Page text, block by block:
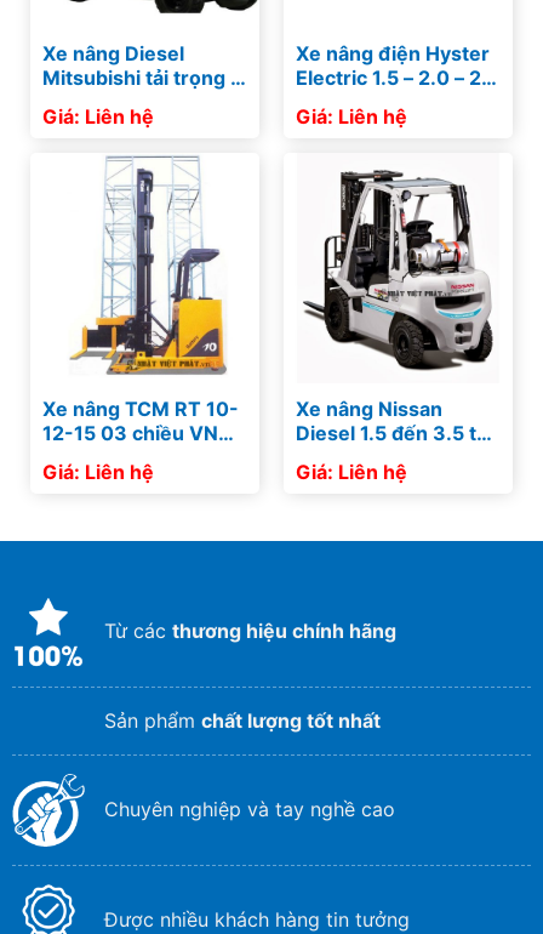
Xe nâng Diesel
Mitsubishi tải trọng 4
tấn – 5,5 tấn
Giá: Liên hệ
Xe nâng điện Hyster
Electric 1.5 – 2.0 – 2.5
– 3.0 tấn
Giá: Liên hệ
Xe nâng TCM RT 10-
12-15 03 chiều VNA –
Xe đa chiều
Giá: Liên hệ
Xe nâng Nissan
Diesel 1.5 đến 3.5 tấn
Forklift Japan sử
dụng động cơ xăng
Giá: Liên hệ
Từ các thương hiệu chính hãng
Sản phẩm chất lượng tốt nhất
Chuyên nghiệp và tay nghề cao
Được nhiều khách hàng tin tưởng